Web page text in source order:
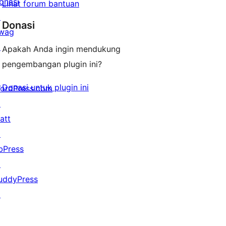
Lihat forum bantuan
Donasi
Apakah Anda ingin mendukung
pengembangan plugin ini?
Donasi untuk plugin ini